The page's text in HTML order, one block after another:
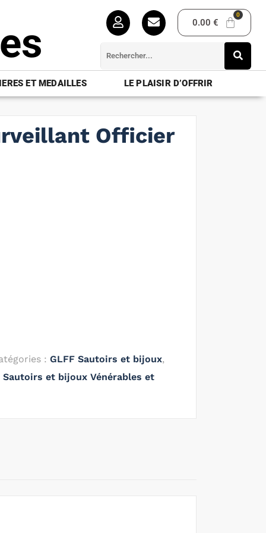
0.00€
ET MEDAILLES LE PLAISIR D’OFFRIR
Officier
: GLFF Sautoirs et bijoux,
Sautoirs et bijoux Vénérables et